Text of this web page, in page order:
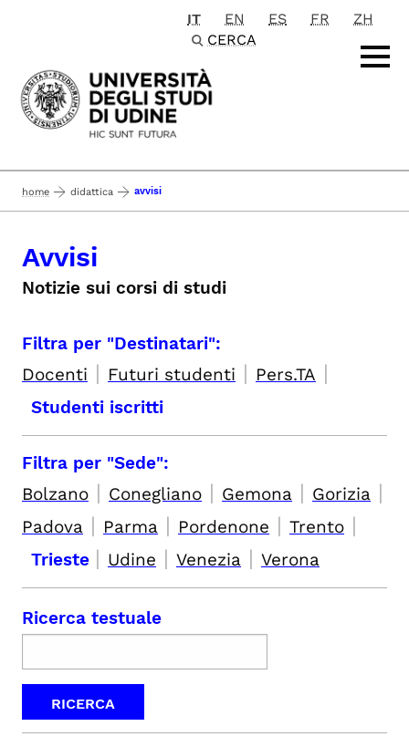
Passa al contenuto principale
IT EN ES FR
ZH
CERCA
home didattica avvisi
Avvisi
Notizie sui corsi di studi
Filtra per "Destinatari":
Docenti | Futuri studenti | Pers.TA |
Studenti iscritti
Filtra per "Sede":
Bolzano | Conegliano | Gemona | Gorizia |
Padova | Parma | Pordenone | Trento |
Trieste | Udine | Venezia | Verona
Ricerca testuale